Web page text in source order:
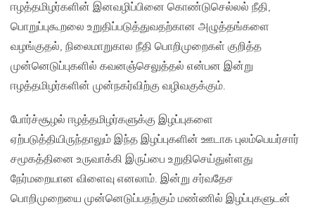
ஈழத்தமிழர்களின் இனவழிப்பினை கொண்டுசெல்லல் நீதி,
பொறுப்புகூறலை உறுதிப்படுத்துவதற்கான அழுத்தங்களை
வழங்குதல், நிலைமாறுகால நீதி பொறிமுறைகள் குறித்த
முன்னெடுப்புகளில் கவனஞ்செலுத்தல் என்பன இன்று
ஈழத்தமிழர்களின் முன்நகர்விற்கு வழிவகுக்கும்.
போர்ச்சூழல் ஈழத்தமிழர்களுக்கு இழப்புகளை
ஏற்படுத்தியிருந்தாலும் இந்த இழப்புகளின் ஊடாக புலம்பெயர்சார்
சமூகத்தினை உருவாக்கி இருப்பை உறுதிசெய்துள்ளது
நேர்மறையான விளைவு எனலாம். இன்று சர்வதேச
பொறிமுறையை முன்னெடுப்பதற்கும் மண்ணில் இழப்புகளுடன்